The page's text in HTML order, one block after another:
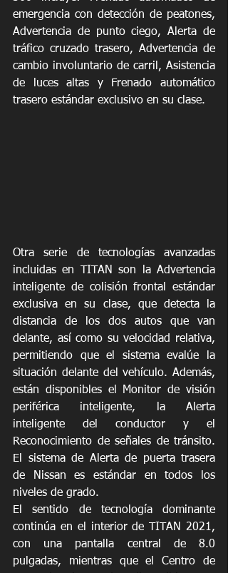
emergencia con detección de peatones,
Advertencia de punto ciego, Alerta de
tráfico cruzado trasero, Advertencia de
cambio involuntario de carril, Asistencia
de luces altas y Frenado automático
trasero estándar exclusivo en su clase.
Otra serie de tecnologías avanzadas
incluidas en TITAN son la Advertencia
inteligente de colisión frontal estándar
exclusiva en su clase, que detecta la
distancia de los dos autos que van
delante, así como su velocidad relativa,
permitiendo que el sistema evalúe la
situación delante del vehículo. Además,
están disponibles el Monitor de visión
periférica inteligente, la Alerta
inteligente del conductor y el
Reconocimiento de señales de tránsito.
El sistema de Alerta de puerta trasera
de Nissan es estándar en todos los
niveles de grado.
El sentido de tecnología dominante
continúa en el interior de TITAN 2021,
con una pantalla central de 8.0
pulgadas, mientras que el Centro de